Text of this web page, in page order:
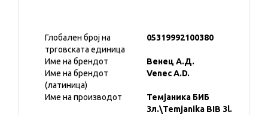
Глобален број на
трговската единица
05319992100380
Име на брендот
Венец А.Д.
Име на брендот
(латиница)
Venec A.D.
Име на производот
Темјаника БИБ
3л.\Temjanika BIB 3l.